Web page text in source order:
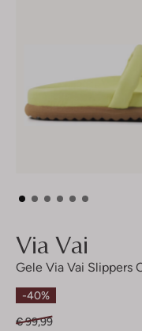
Via Vai
Gele Via Vai Slippers
-40%
€ 99,99